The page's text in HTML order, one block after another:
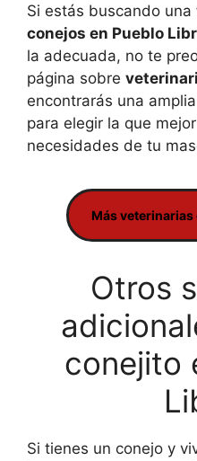
Si estás buscando una
conejos en Pueblo
la adecuada, no te
página sobre
encontrarás una
para elegir la que
necesidades de tu
Más veterinarias
Otros
conejito
Si tienes un conejo y